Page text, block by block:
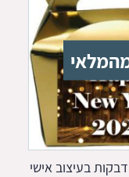
בעיצוב אישי